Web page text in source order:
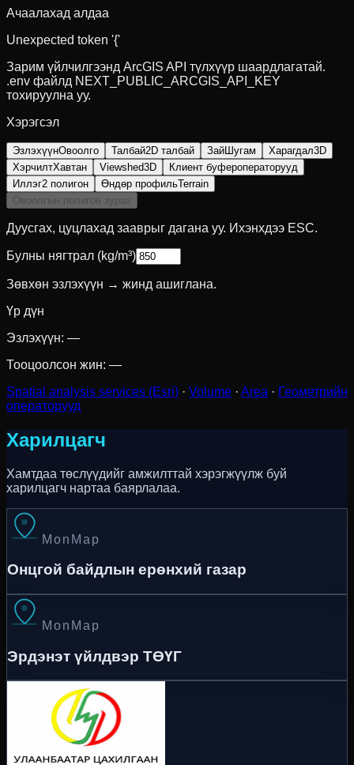
Ачаалахад алдаа
Unexpected token '{'
Зарим үйлчилгээнд ArcGIS API түлхүүр шаардлагатай.
.env файлд NEXT_PUBLIC_ARCGIS_API_KEY
тохируулна уу.
Хэрэгсэл
ЭзлэхүүнОвоолго Талбай2D талбай ЗайШугам Харагдал3D
ХэрчилтХавтан Viewshed3D Клиент буфероператорууд
Иллэг2 полигон Өндөр профильTerrain
Овоолгын полигон зурах
Дуусгах, цуцлахад зааврыг дагана уу. Ихэнхдээ ESC.
Булны нягтрал (kg/m³)
Зөвхөн эзлэхүүн → жинд ашиглана.
Үр дүн
Эзлэхүүн: —
Тооцоолсон жин: —
Spatial analysis services (Esri) · Volume · Area · Геометрийн
операторууд
Харилцагч
Хамтдаа төслүүдийг амжилттай хэрэгжүүлж буй
харилцагч нартаа баярлалаа.
MonMap
Онцгой байдлын ерөнхий газар
MonMap
Эрдэнэт үйлдвэр ТӨҮГ